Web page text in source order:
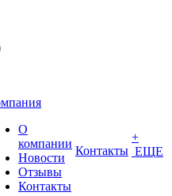
О
компании
Новости
Отзывы
Контакты
Контакты
+
ЕЩЕ